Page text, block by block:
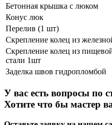
Бетонная крышка с люком
Конус люк
Перелив (1 шт)
Скрепление колец из
Скрепление колец из
стали 1шт
Заделка швов гидропломбой
У вас есть вопросы по
Хотите что бы мастер